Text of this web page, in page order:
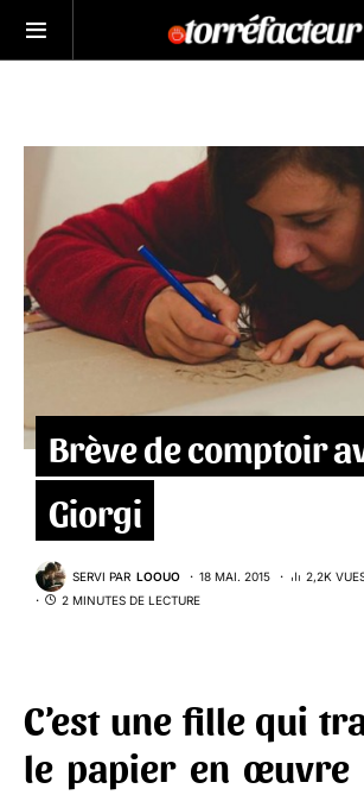
Brève de comptoir
Giorgi
SERVI PAR LOOUO 18 MAI. 2015
2,2K
2 MINUTES DE LECTURE
C’est une fille qui
le papier en œuvre